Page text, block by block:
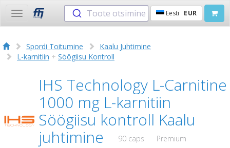
Toggle
navigation
Toote otsimine Eesti EUR
Spordi Toitumine
Kaalu Juhtimine
L-karnitiin + Söögiisu Kontroll
IHS Technology L-Carnitine
1000 mg L-karnitiin
Söögiisu kontroll Kaalu
juhtimine
90 caps
Premium